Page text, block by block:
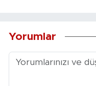
Yorumlar